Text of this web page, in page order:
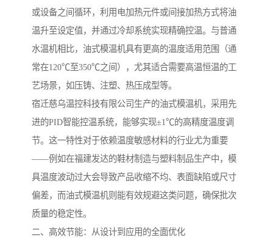
或设备之间循环，利用电加热元件或间接加热方式将油
温升至设定值，并通过冷却系统实现精确控温。与普通
水温机相比，油式模温机具有更高的温度适用范围（通
常在120℃至350℃之间），尤其适合需要高温恒温的工
艺场景，如压铸、注塑、热压成型等。
宿迁慈乌温控科技有限公司生产的油式模温机，采用先
进的PID智能控温系统，能够实现±1℃的高精度温度调
节。这一特性对于依赖温度敏感材料的行业尤为重要
——例如在福建发达的鞋材制造与塑料制品生产中，模
具温度波动过大会导致产品收缩不均、表面缺陷或尺寸
偏差，而油式模温机则能有效规避这类问题，确保批次
质量的稳定性。
二、高效节能：从设计到应用的全面优化